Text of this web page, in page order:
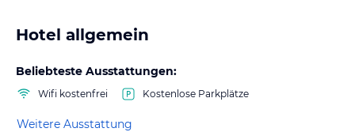
Hotel allgemein
Beliebteste Ausstattungen:
Wifi kostenfrei Kostenlose Parkplätze
Weitere Ausstattung